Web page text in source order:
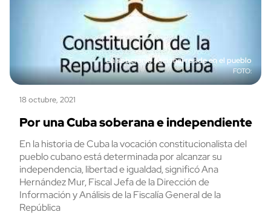
La soberanía nacional reside en el pueblo
18 octubre, 2021
Por una Cuba soberana e independiente
En la historia de Cuba la vocación constitucionalista del
pueblo cubano está determinada por alcanzar su
independencia, libertad e igualdad, significó Ana
Hernández Mur, Fiscal Jefa de la Dirección de
Información y Análisis de la Fiscalía General de la
República